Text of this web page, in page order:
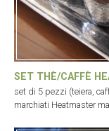
SET THÈ/CAFFÈ
set di 5 pezzi (teiera,
marchiati Heatmaster